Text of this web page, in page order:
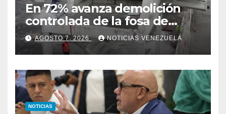
En 72% avanza demolición
controlada de la fosa de
ascensores en la Torre de
David
AGOSTO 7, 2026 NOTICIAS VENEZUELA
NOTICIAS